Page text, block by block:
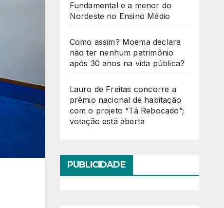
Fundamental e a menor do
Nordeste no Ensino Médio
Como assim? Moema declara
não ter nenhum patrimônio
após 30 anos na vida pública?
Lauro de Freitas concorre a
prêmio nacional de habitação
com o projeto “Tá Rebocado”;
votação está aberta
PUBLICIDADE